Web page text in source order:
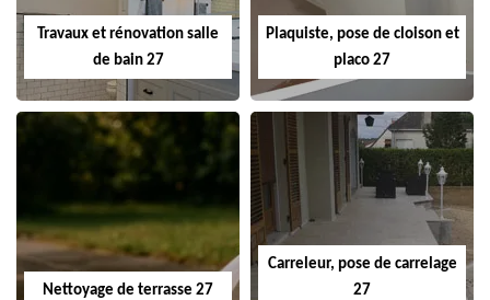
Travaux et rénovation salle
de bain 27
Plaquiste, pose de cloison et
placo 27
Nettoyage de terrasse 27
Carreleur, pose de carrelage
27